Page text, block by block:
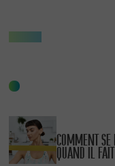
COMMENT SE
QUAND IL